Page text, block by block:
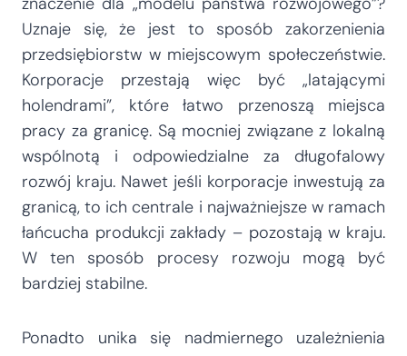
Uznaje się, że jest to sposób zakorzenienia
przedsiębiorstw w miejscowym społeczeństwie.
Korporacje przestają więc być „latającymi
holendrami”, które łatwo przenoszą miejsca
pracy za granicę. Są mocniej związane z lokalną
wspólnotą i odpowiedzialne za długofalowy
rozwój kraju. Nawet jeśli korporacje inwestują za
granicą, to ich centrale i najważniejsze w ramach
łańcucha produkcji zakłady – pozostają w kraju.
W ten sposób procesy rozwoju mogą być
bardziej stabilne.
Ponadto unika się nadmiernego uzależnienia